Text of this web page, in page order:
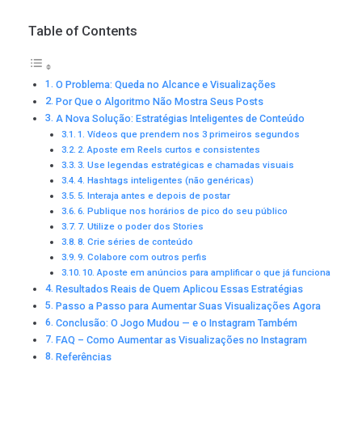
Table of Contents
O Problema: Queda no Alcance e Visualizações
Por Que o Algoritmo Não Mostra Seus Posts
A Nova Solução: Estratégias Inteligentes de Conteúdo
1. Vídeos que prendem nos 3 primeiros segundos
2. Aposte em Reels curtos e consistentes
3. Use legendas estratégicas e chamadas visuais
4. Hashtags inteligentes (não genéricas)
5. Interaja antes e depois de postar
6. Publique nos horários de pico do seu público
7. Utilize o poder dos Stories
8. Crie séries de conteúdo
9. Colabore com outros perfis
10. Aposte em anúncios para amplificar o que já funciona
Resultados Reais de Quem Aplicou Essas Estratégias
Passo a Passo para Aumentar Suas Visualizações Agora
Conclusão: O Jogo Mudou — e o Instagram Também
FAQ – Como Aumentar as Visualizações no Instagram
Referências